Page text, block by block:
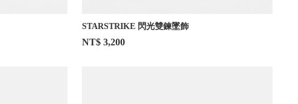
STARSTRIKE 閃光雙鍊墜飾
NT$ 3,200